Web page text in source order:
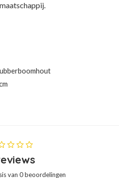
van 0 beoordelingen